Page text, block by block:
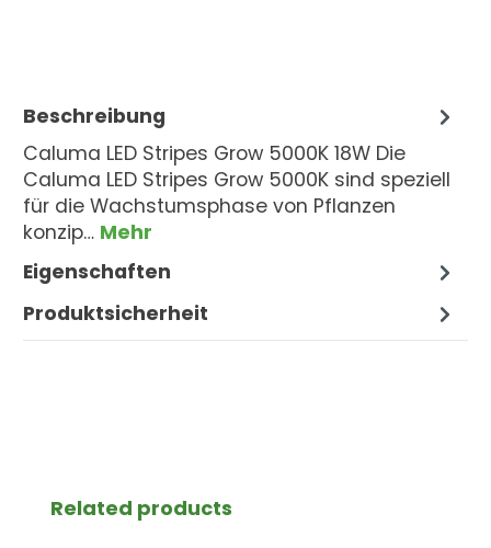
Beschreibung
Caluma LED Stripes Grow 5000K 18W Die
Caluma LED Stripes Grow 5000K sind speziell
für die Wachstumsphase von Pflanzen
konzip… Mehr
Eigenschaften
Produktsicherheit
Produktgalerie überspringen
Related products